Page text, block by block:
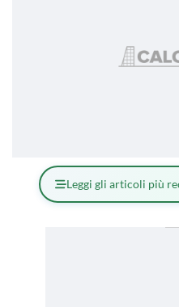
Leggi gli articoli più